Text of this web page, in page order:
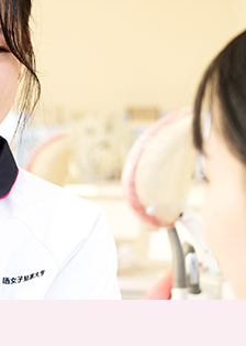
受験生応援サイトへ